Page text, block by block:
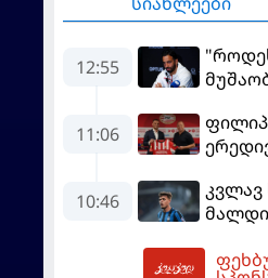
12:55
11:06
ფილიპ
10:46
კვლავ